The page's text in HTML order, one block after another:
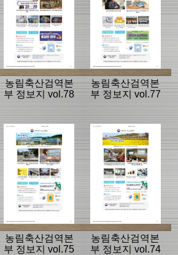
농림축산검역본
부 정보지 vol.78
농림축산검역본
부 정보지 vol.77
농림축산검역본
부 정보지 vol.75
농림축산검역본
부 정보지 vol.74